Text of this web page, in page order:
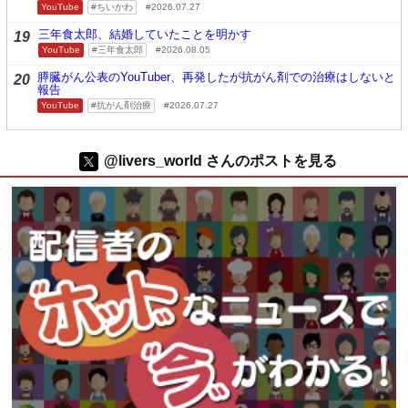
YouTube ちいかわ 2026.07.27
19 三年食太郎、結婚していたことを明かす
YouTube 三年食太郎 2026.08.05
20 膵臓がん公表のYouTuber、再発したが抗がん剤での治療はしないと
報告
YouTube 抗がん剤治療 2026.07.27
@livers_world さんのポストを見る